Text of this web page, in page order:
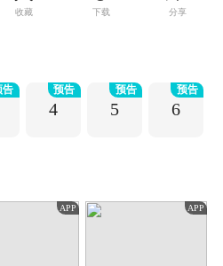
阵，打破现实重构了一个新的世界。来
，凤卿尘却不得不隐藏自己对元凌的
中守护并辅助元凌。相守相知却不敢相
收藏 下载 分享
告
4
预告
5
预告
6
预告
APP APP